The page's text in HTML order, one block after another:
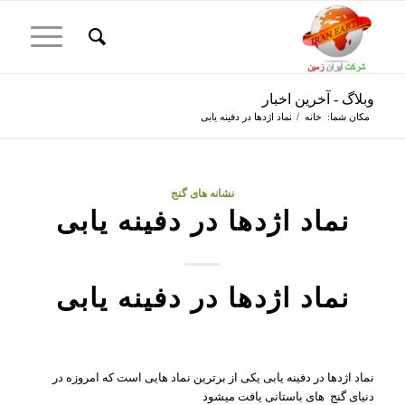
وبلاگ - آخرین اخبار
مکان شما: خانه / نماد اژدها در دفینه یابی
نشانه های گنج
نماد اژدها در دفینه یابی
نماد اژدها در دفینه یابی
نماد اژدها در دفینه یابی یکی از برترین نماد هایی است که امروزه در
دنیای گنج های باستانی یافت میشود